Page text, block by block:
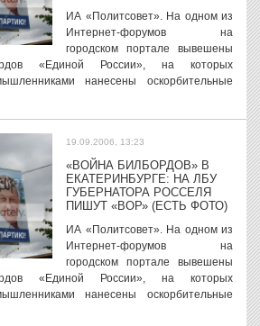
ИА «Политсовет». На одном из
Интернет-форумов на
городском портале вывешены
«Единой России», на которых
нанесены оскорбительные
19.09.2006, 13:23
«ВОЙНА БИЛБОРДОВ» В
ЕКАТЕРИНБУРГЕ: НА ЛБУ
ГУБЕРНАТОРА РОССЕЛЯ
ПИШУТ «ВОР» (ЕСТЬ ФОТО)
ИА «Политсовет». На одном из
Интернет-форумов на
городском портале вывешены
«Единой России», на которых
нанесены оскорбительные